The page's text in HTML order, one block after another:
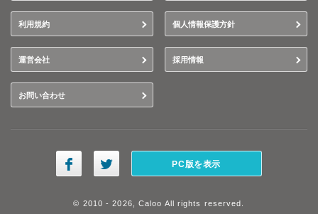
利用規約 個人情報保護方針
運営会社 採用情報
お問い合わせ
PC版を表示
© 2010 - 2026, Caloo All rights reserved.